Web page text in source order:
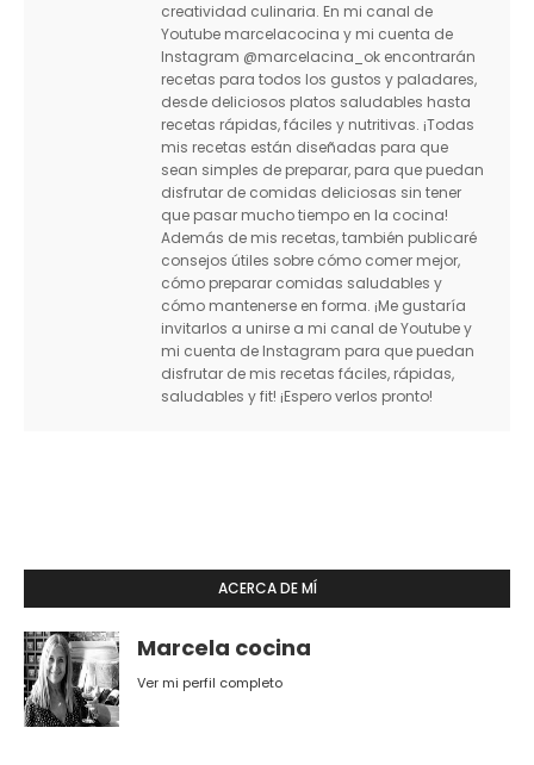
creatividad culinaria. En mi canal de
Youtube marcelacocina y mi cuenta de
Instagram @marcelacina_ok encontrarán
recetas para todos los gustos y paladares,
desde deliciosos platos saludables hasta
recetas rápidas, fáciles y nutritivas. ¡Todas
mis recetas están diseñadas para que
sean simples de preparar, para que puedan
disfrutar de comidas deliciosas sin tener
que pasar mucho tiempo en la cocina!
Además de mis recetas, también publicaré
consejos útiles sobre cómo comer mejor,
cómo preparar comidas saludables y
cómo mantenerse en forma. ¡Me gustaría
invitarlos a unirse a mi canal de Youtube y
mi cuenta de Instagram para que puedan
disfrutar de mis recetas fáciles, rápidas,
saludables y fit! ¡Espero verlos pronto!
ACERCA DE MÍ
Marcela cocina
Ver mi perfil completo